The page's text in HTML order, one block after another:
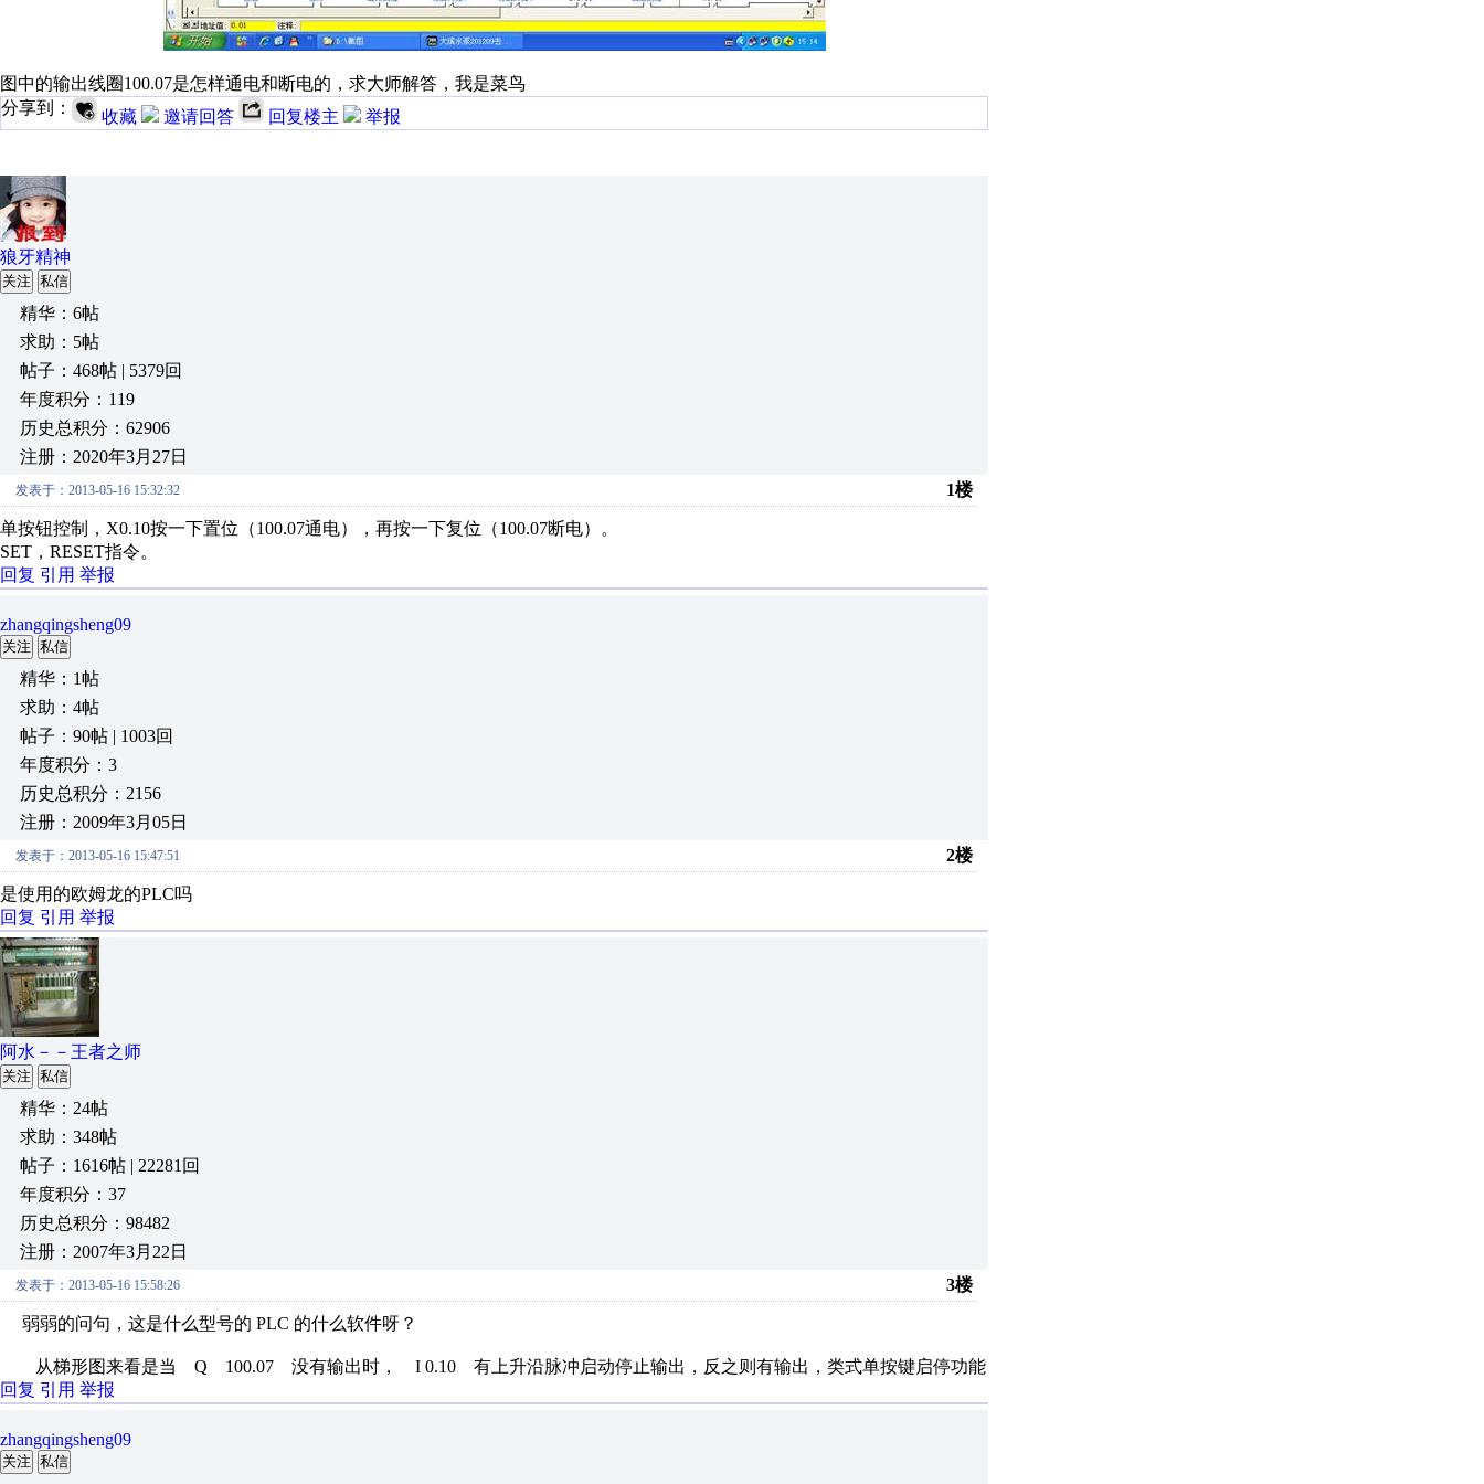
图中的输出线圈100.07是怎样通电和断电的，求大师解答，我是菜鸟
分享到：
收藏 邀请回答 回复楼主 举报
狼牙精神
关注 私信
精华：6帖
求助：5帖
帖子：468帖 | 5379回
年度积分：119
历史总积分：62906
注册：2020年3月27日
发表于：2013-05-16 15:32:32 1楼
单按钮控制，X0.10按一下置位（100.07通电），再按一下复位（100.07断电）。
SET，RESET指令。
回复 引用 举报
zhangqingsheng09
关注 私信
精华：1帖
求助：4帖
帖子：90帖 | 1003回
年度积分：3
历史总积分：2156
注册：2009年3月05日
发表于：2013-05-16 15:47:51 2楼
是使用的欧姆龙的PLC吗
回复 引用 举报
阿水－－王者之师
关注 私信
精华：24帖
求助：348帖
帖子：1616帖 | 22281回
年度积分：37
历史总积分：98482
注册：2007年3月22日
发表于：2013-05-16 15:58:26 3楼
弱弱的问句，这是什么型号的 PLC 的什么软件呀？
从梯形图来看是当 Q 100.07 没有输出时， I 0.10 有上升沿脉冲启动停止输出，反之则有输出，类式单按键启停功能
回复 引用 举报
zhangqingsheng09
关注 私信